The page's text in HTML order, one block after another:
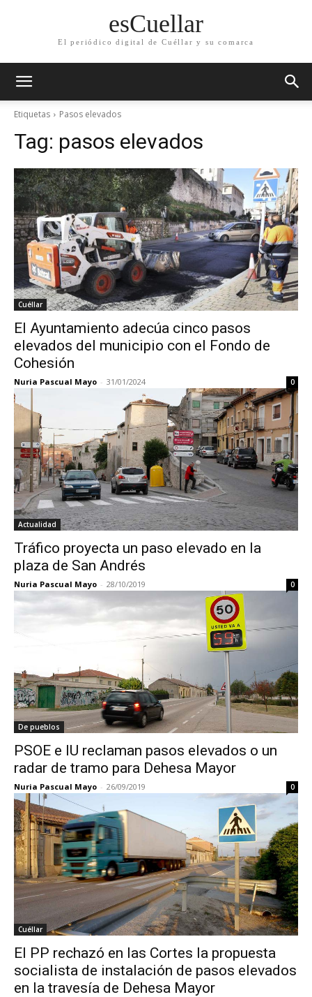
esCuellar
El periódico digital de Cuéllar y su comarca
Etiquetas Pasos elevados
Tag: pasos elevados
Cuéllar
El Ayuntamiento adecúa cinco pasos
elevados del municipio con el Fondo de
Cohesión
Nuria Pascual Mayo - 31/01/2024 0
Actualidad
Tráfico proyecta un paso elevado en la
plaza de San Andrés
Nuria Pascual Mayo - 28/10/2019 0
De pueblos
PSOE e IU reclaman pasos elevados o un
radar de tramo para Dehesa Mayor
Nuria Pascual Mayo - 26/09/2019 0
Cuéllar
El PP rechazó en las Cortes la propuesta
socialista de instalación de pasos elevados
en la travesía de Dehesa Mayor